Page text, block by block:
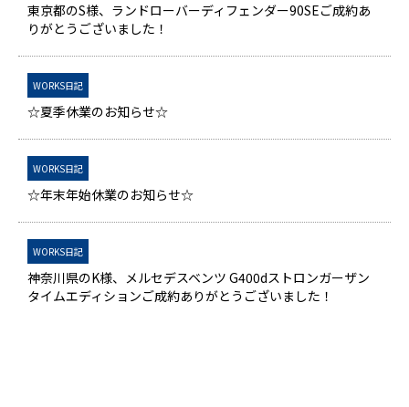
東京都のS様、ランドローバーディフェンダー90SEご成約あ
りがとうございました！
WORKS日記
☆夏季休業のお知らせ☆
WORKS日記
☆年末年始休業のお知らせ☆
WORKS日記
神奈川県のK様、メルセデスベンツ G400dストロンガーザン
タイムエディションご成約ありがとうございました！